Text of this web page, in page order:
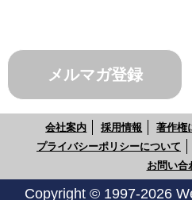
メルマガ登録
会社案内 採用情報 著作権
プライバシーポリシーについて
お問い合
Copyright © 1997-2026